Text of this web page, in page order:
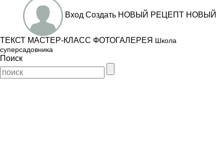
Вход Создать НОВЫЙ РЕЦЕПТ НОВЫЙ
ТЕКСТ МАСТЕР-КЛАСС ФОТОГАЛЕРЕЯ Школа
суперсадовника
Поиск